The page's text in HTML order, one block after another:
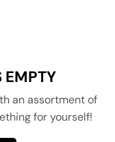
EMPTY
an assortment of
for yourself!